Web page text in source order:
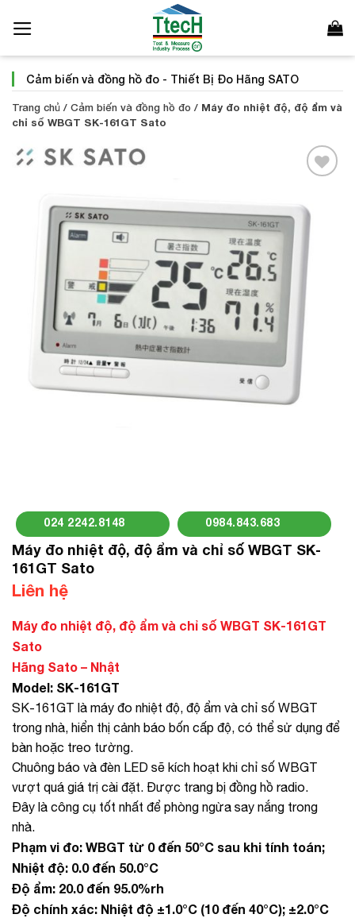
qua
dung
Cảm biến và đồng hồ đo - Thiết Bị Đo Hãng SATO
Trang chủ / Cảm biến và đồng hồ đo / Máy đo nhiệt độ, độ ẩm và
chỉ số WBGT SK-161GT Sato
Wishlist
024 2242.8148 0984.843.683
Máy đo nhiệt độ, độ ẩm và chỉ số WBGT SK-
161GT Sato
Liên hệ
Máy đo nhiệt độ, độ ẩm và chỉ số WBGT SK-161GT
Sato
Hãng Sato – Nhật
Model: SK-161GT
SK-161GT là máy đo nhiệt độ, độ ẩm và chỉ số WBGT
trong nhà, hiển thị cảnh báo bốn cấp độ, có thể sử dụng để
bàn hoặc treo tường.
Chuông báo và đèn LED sẽ kích hoạt khi chỉ số WBGT
vượt quá giá trị cài đặt. Được trang bị đồng hồ radio.
Đây là công cụ tốt nhất để phòng ngừa say nắng trong
nhà.
Phạm vi đo: WBGT từ 0 đến 50°C sau khi tính toán;
Nhiệt độ: 0.0 đến 50.0°C
Độ ẩm: 20.0 đến 95.0%rh
Độ chính xác: Nhiệt độ ±1.0°C (10 đến 40°C); ±2.0°C